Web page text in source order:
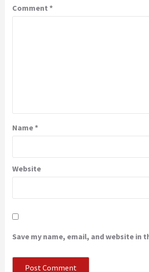
Comment *
Name*
Website
Save my name, email, and website